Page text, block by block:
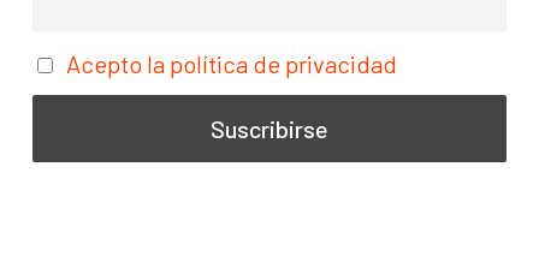
Acepto la política de privacidad